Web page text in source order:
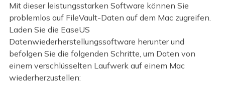
Mit dieser leistungsstarken Software können Sie
problemlos auf FileVault-Daten auf dem Mac zugreifen.
Laden Sie die EaseUS
Datenwiederherstellungssoftware herunter und
befolgen Sie die folgenden Schritte, um Daten von
einem verschlüsselten Laufwerk auf einem Mac
wiederherzustellen: